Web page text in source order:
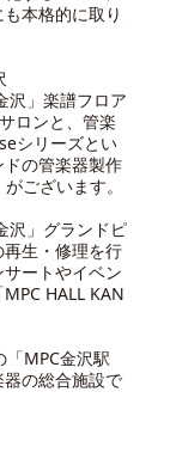
本格的に取り
沢」楽譜フロア
ロンと、管楽
シリーズとい
の管楽器製作
ございます。
沢」グランドピ
生・修理を行
ートやイベン
HALL KAN
MPC金沢駅
の総合施設で